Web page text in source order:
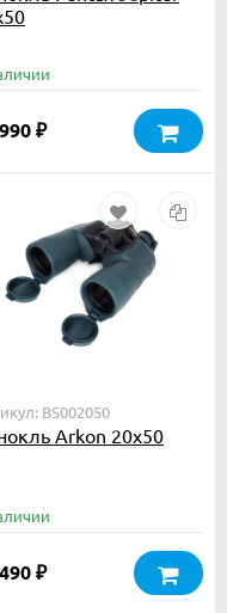
₽
BS002050
Arkon 20х50
₽